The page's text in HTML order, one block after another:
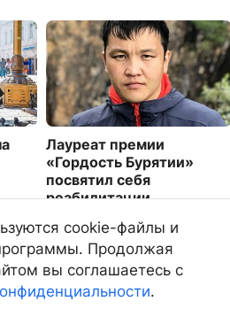
Лауреат премии
«Гордость Бурятии»
посвятил себя
реабилитации
3354
cookie-файлы и
Продолжая
вы соглашаетесь с
.